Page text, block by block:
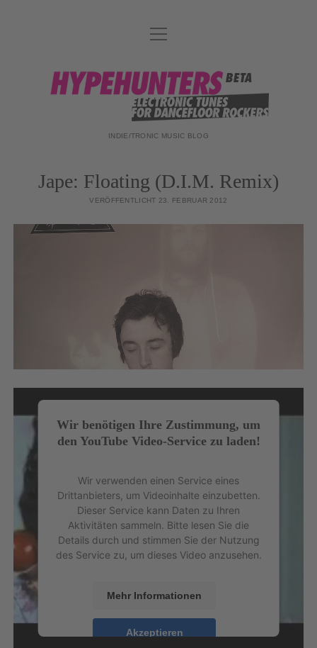
DATENSCHUTZ
DJ-TEAM
ABOUT
Menü
öffnen
hypehunters
INDIE/TRONIC MUSIC BLOG
Jape: Floating (D.I.M. Remix)
VERÖFFENTLICHT 23. FEBRUAR 2012
Wir benötigen Ihre Zustimmung, um
den YouTube Video-Service zu laden!
Wir verwenden einen Service eines
Drittanbieters, um Videoinhalte einzubetten.
Dieser Service kann Daten zu Ihren
Aktivitäten sammeln. Bitte lesen Sie die
Details durch und stimmen Sie der Nutzung
des Service zu, um dieses Video anzusehen.
Mehr Informationen
Akzeptieren